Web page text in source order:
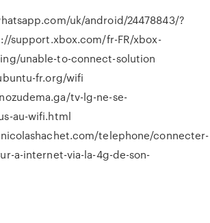
uk/android/24478843/?
support.xbox.com/fr-FR/xbox-
unable-to-connect-solution
fr.org/wifi
tv-lg-ne-se-
au-wifi.html
telephone/connecter-
a-internet-via-la-4g-de-son-